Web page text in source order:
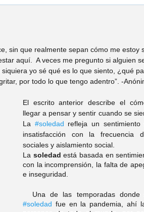
Itzel Trejo
Recio
sin que realmente sepan cómo me estoy
aquí.  A veces me pregunto si alguien
yo sé qué es lo que siento, ¿qué
por todo lo que tengo adentro”. -
El escrito anterior describe el
llegar a pensar y sentir cuando se
La #soledad refleja un sentimiento
insatisfacción con la frecuencia
sociales y aislamiento social.
La soledad está basada en
con la incomprensión, la falta de
e inseguridad.
#soledad fue en la pandemia, ahí